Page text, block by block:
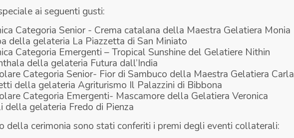
ai seguenti gusti:
Categoria Senior - Crema catalana della Maestra Gelatiera Monia
della gelateria La Piazzetta di San Miniato
Categoria Emergenti – Tropical Sunshine del Gelatiere Nithin
della gelateria Futura dall’India
Categoria Senior- Fior di Sambuco della Maestra Gelatiera Carla
della gelateria Agriturismo Il Palazzini di Bibbona
Categoria Emergenti- Mascamore della Gelatiera Veronica
della gelateria Fredo di Pienza
della cerimonia sono stati conferiti i premi degli eventi collaterali: